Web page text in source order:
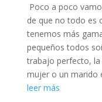
Poco a poco
de que no todo es
tenemos más
pequeños todos
trabajo perfecto, la
mujer o un marido
leer más